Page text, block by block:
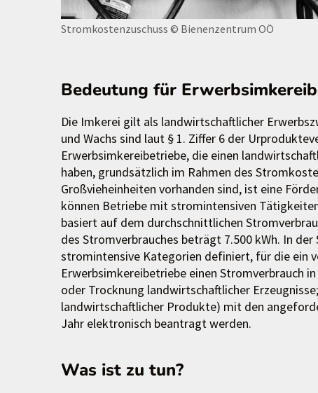
Stromkostenzuschuss © Bienenzentrum OÖ
Bedeutung für
Die Imkerei gilt als landwirtschaftlicher
und Wachs sind laut § 1. Ziffer 6 der
Erwerbsimkereibetriebe, die einen
haben, grundsätzlich im Rahmen des
Großvieheinheiten vorhanden sind, ist eine
können Betriebe mit stromintensiven
basiert auf dem durchschnittlichen
des Stromverbrauches beträgt 7.500 kWh. In
stromintensive Kategorien definiert, für die ein
Erwerbsimkereibetriebe einen Stromverbrauch
oder Trocknung landwirtschaftlicher
landwirtschaftlicher Produkte) mit den
Jahr elektronisch beantragt werden.
Was ist zu tun?